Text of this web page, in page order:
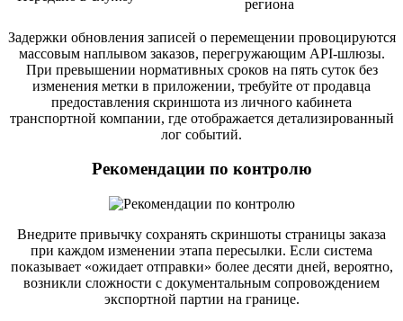
региона
Задержки обновления записей о перемещении провоцируются
массовым наплывом заказов, перегружающим API-шлюзы.
При превышении нормативных сроков на пять суток без
изменения метки в приложении, требуйте от продавца
предоставления скриншота из личного кабинета
транспортной компании, где отображается детализированный
лог событий.
Рекомендации по контролю
Внедрите привычку сохранять скриншоты страницы заказа
при каждом изменении этапа пересылки. Если система
показывает «ожидает отправки» более десяти дней, вероятно,
возникли сложности с документальным сопровождением
экспортной партии на границе.